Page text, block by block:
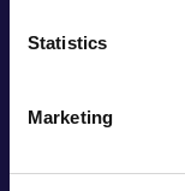
Statistics
Marketing
Le